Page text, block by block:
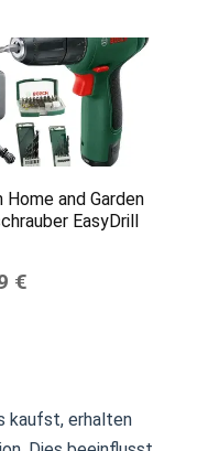
Home and Garden
EasyDrill
€
kaufst, erhalten